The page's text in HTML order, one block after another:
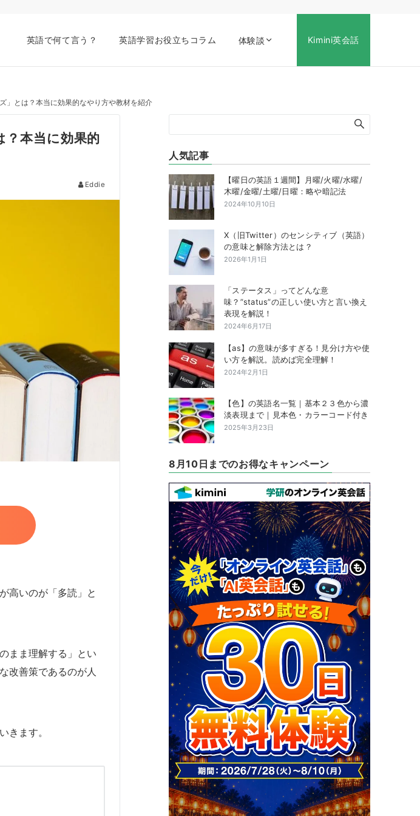
英語で何て言う？ 英語学習お役立ちコラム 体験談 Kimini英会話
」とは？本当に効果的なやり方や教材を紹介
？本当に効果的
Eddie
高いのが「多読」と
まま理解する」とい
改善策であるのが人
きます。
人気記事
【曜日の英語１週間】月曜/火曜/水曜/
木曜/金曜/土曜/日曜：略や暗記法
2024年10月10日
X（旧Twitter）のセンシティブ（英語）
の意味と解除方法とは？
2026年1月1日
「ステータス」ってどんな意
味？”status”の正しい使い方と言い換え
表現を解説！
2024年6月17日
【as】の意味が多すぎる！見分け方や使
い方を解説。読めば完全理解！
2024年2月1日
【色】の英語名一覧｜基本２３色から濃
淡表現まで｜見本色・カラーコード付き
2025年3月23日
8月10日までのお得なキャンペーン